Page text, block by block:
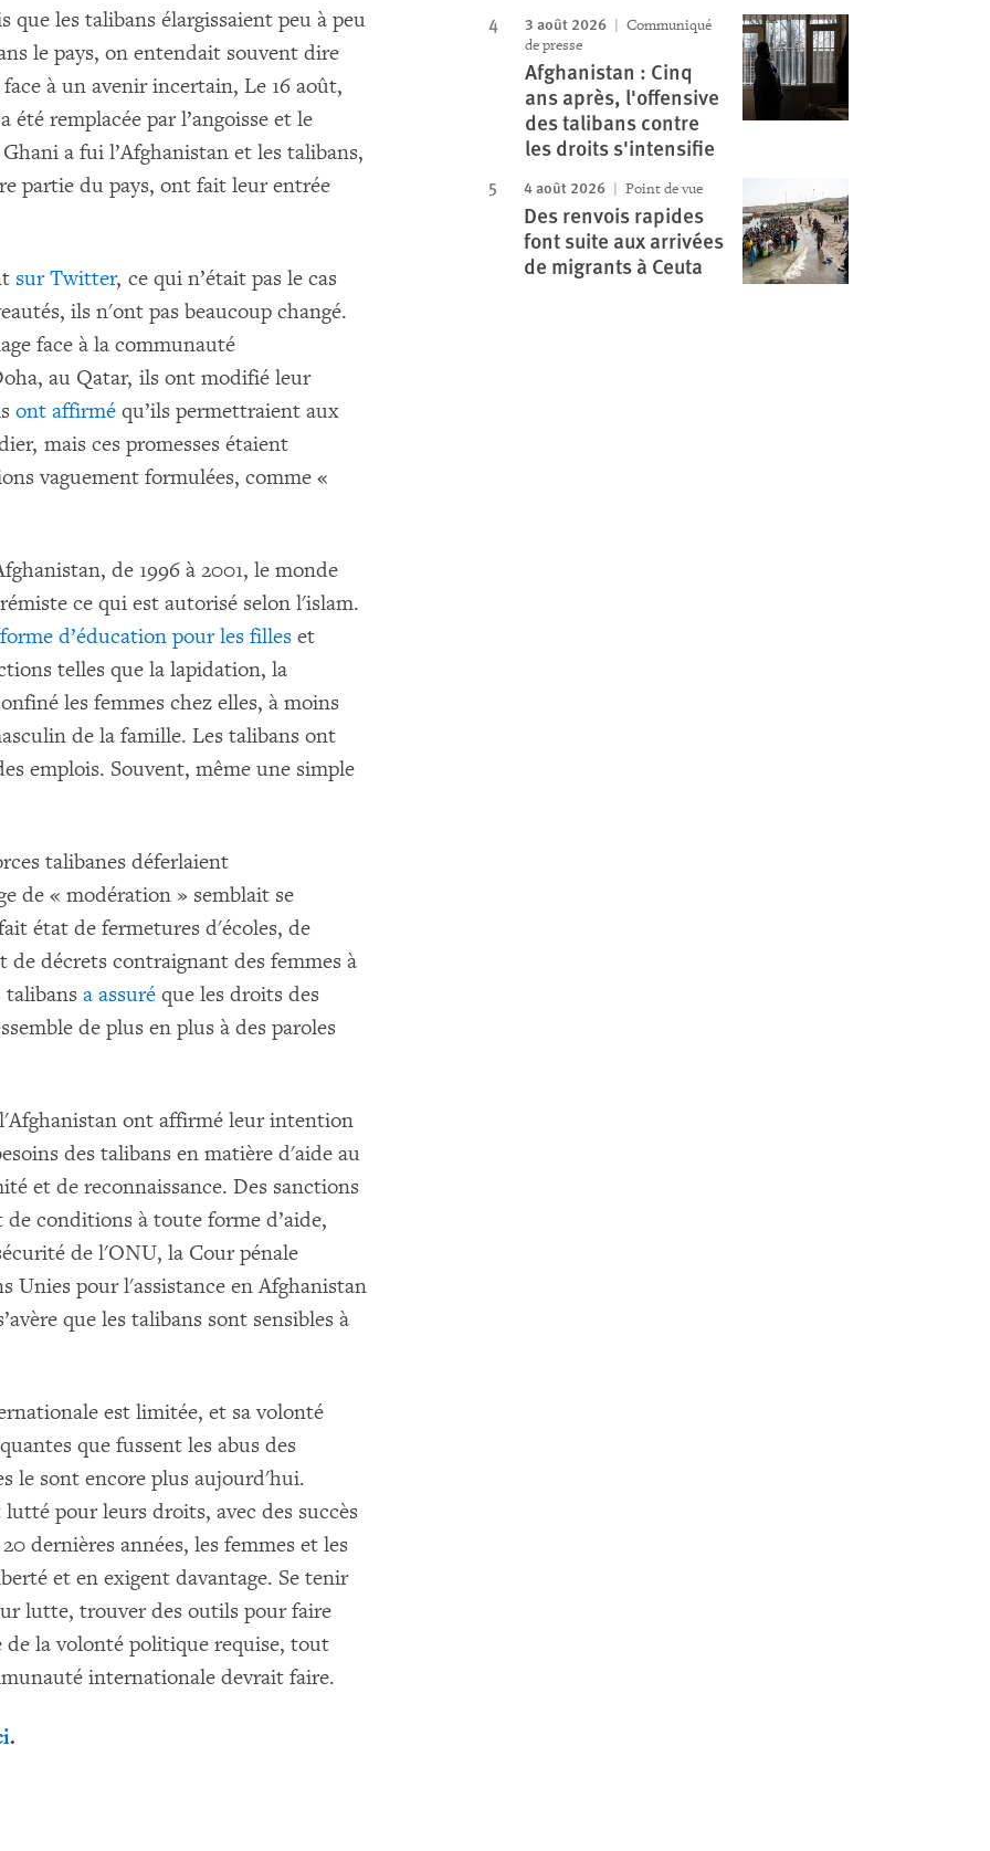
les talibans élargissaient peu à peu
le pays, on entendait souvent dire
à un avenir incertain, Le 16 août,
remplacée par l’angoisse et le
a fui l’Afghanistan et les talibans,
partie du pays, ont fait leur entrée
sur Twitter, ce qui n’était pas le cas
ils n'ont pas beaucoup changé.
face à la communauté
au Qatar, ils ont modifié leur
ont affirmé qu’ils permettraient aux
mais ces promesses étaient
vaguement formulées, comme «
de 1996 à 2001, le monde
ce qui est autorisé selon l'islam.
d’éducation pour les filles et
telles que la lapidation, la
les femmes chez elles, à moins
de la famille. Les talibans ont
emplois. Souvent, même une simple
talibanes déferlaient
de « modération » semblait se
état de fermetures d'écoles, de
décrets contraignant des femmes à
talibans a assuré que les droits des
de plus en plus à des paroles
ont affirmé leur intention
des talibans en matière d'aide au
et de reconnaissance. Des sanctions
conditions à toute forme d’aide,
de l'ONU, la Cour pénale
Unies pour l'assistance en Afghanistan
que les talibans sont sensibles à
est limitée, et sa volonté
que fussent les abus des
le sont encore plus aujourd'hui.
pour leurs droits, avec des succès
dernières années, les femmes et les
et en exigent davantage. Se tenir
lutte, trouver des outils pour faire
de la volonté politique requise, tout
internationale devrait faire.
.
3 août 2026
Communiqué
de presse
Afghanistan : Cinq
ans après, l'offensive
des talibans contre
les droits s'intensifie
4 août 2026 Point de vue
Des renvois rapides
font suite aux arrivées
de migrants à Ceuta